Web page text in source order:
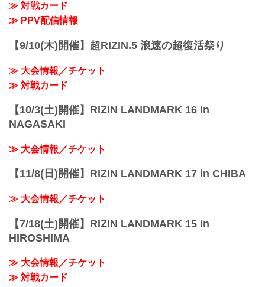
≫ 対戦カード
≫ PPV配信情報
【9/10(木)開催】超RIZIN.5 浪速の超復活祭り
≫ 大会情報／チケット
≫ 対戦カード
【10/3(土)開催】RIZIN LANDMARK 16 in
NAGASAKI
≫ 大会情報／チケット
【11/8(日)開催】RIZIN LANDMARK 17 in CHIBA
≫ 大会情報／チケット
【7/18(土)開催】RIZIN LANDMARK 15 in
HIROSHIMA
≫ 大会情報／チケット
≫ 対戦カード